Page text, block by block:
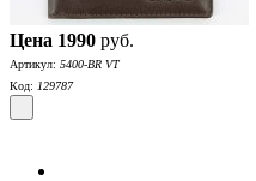
Цена 1990 руб.
Артикул: 5400-BR VT
Код: 129787